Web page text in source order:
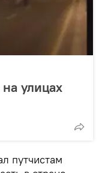
улицах
путчистам